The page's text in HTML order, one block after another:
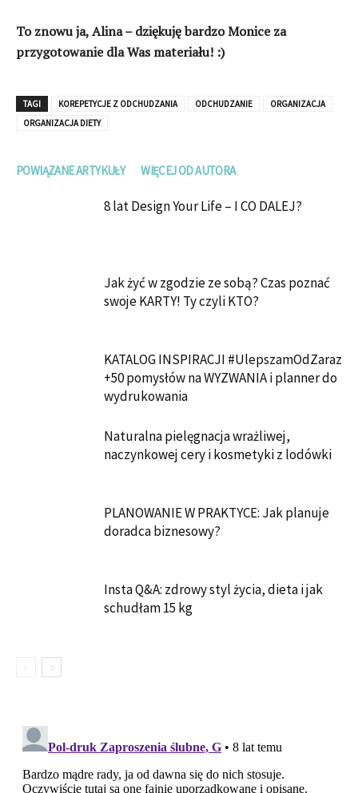
To znowu ja, Alina – dziękuję bardzo Monice za
przygotowanie dla Was materiału! :)
TAGI KOREPETYCJE Z ODCHUDZANIA ODCHUDZANIE
ORGANIZACJA
ORGANIZACJA DIETY
POWIĄZANE ARTYKUŁY WIĘCEJ OD AUTORA
8 lat Design Your Life – I CO DALEJ?
Jak żyć w zgodzie ze sobą? Czas poznać
swoje KARTY! Ty czyli KTO?
KATALOG INSPIRACJI #UlepszamOdZaraz
+50 pomysłów na WYZWANIA i planner do
wydrukowania
Naturalna pielęgnacja wrażliwej,
naczynkowej cery i kosmetyki z lodówki
PLANOWANIE W PRAKTYCE: Jak planuje
doradca biznesowy?
Insta Q&A: zdrowy styl życia, dieta i jak
schudłam 15 kg